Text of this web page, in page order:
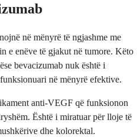
në mënyrë të ngjashme me
e enëve të gjakut në tumore. Këto
bevacizumab nuk është i
në mënyrë efektive.
anti-VEGF që funksionon
Është i miratuar për lloje të
dhe kolorektal.